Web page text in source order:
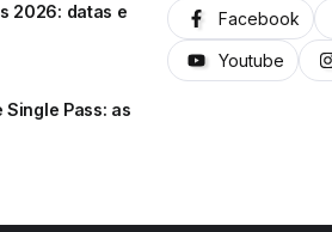
2026: datas e
Single Pass: as
Facebook
Youtube